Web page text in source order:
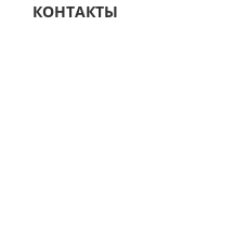
КОНТАКТЫ